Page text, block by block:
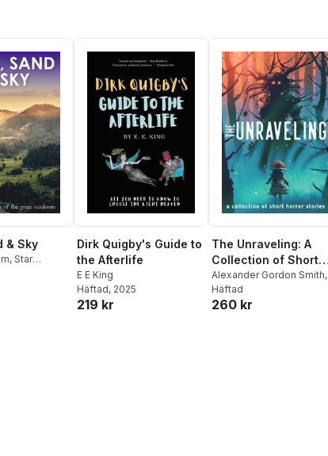
Crosby,Justin Moritz,
Scare Street
& Sky
, Star
Dirk Quigby's Guide to
the Afterlife
E E King
Häftad, 2025
219 kr
The Unraveling: A
Collection of Short
Horror Stories
Alexander Gordon Smith,
Maxwell Alexander Drake
Häftad
260 kr